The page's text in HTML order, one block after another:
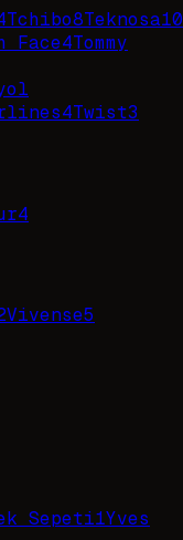
Tchibo8Teknosa10
Face4Tommy
4Twist3
4
Vivense5
Sepeti1Yves